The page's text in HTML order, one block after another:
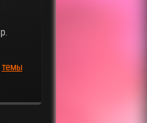
р.
темы